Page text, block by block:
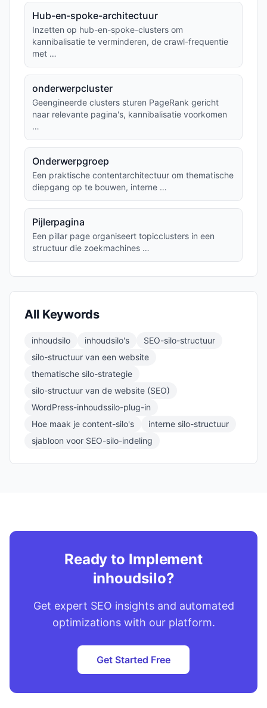
Hub-en-spoke-architectuur
Inzetten op hub-en-spoke-clusters om
kannibalisatie te verminderen, de crawl-frequentie
met …
onderwerpcluster
Geengineerde clusters sturen PageRank gericht
naar relevante pagina's, kannibalisatie voorkomen
…
Onderwerpgroep
Een praktische contentarchitectuur om thematische
diepgang op te bouwen, interne …
Pijlerpagina
Een pillar page organiseert topicclusters in een
structuur die zoekmachines …
All Keywords
inhoudsilo inhoudsilo's
SEO-silo-structuur
silo-structuur van een website
thematische silo-strategie
silo-structuur van de website (SEO)
WordPress-inhoudssilo-plug-in
Hoe maak je content-silo's
interne silo-structuur
sjabloon voor SEO-silo-indeling
Ready to Implement
inhoudsilo?
Get expert SEO insights and automated
optimizations with our platform.
Get Started Free